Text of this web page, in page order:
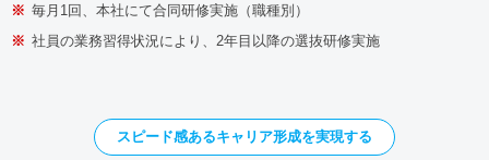
※ 毎月1回、本社にて合同研修実施（職種別）
※ 社員の業務習得状況により、2年目以降の選抜研修実施
スピード感あるキャリア形成を実現する